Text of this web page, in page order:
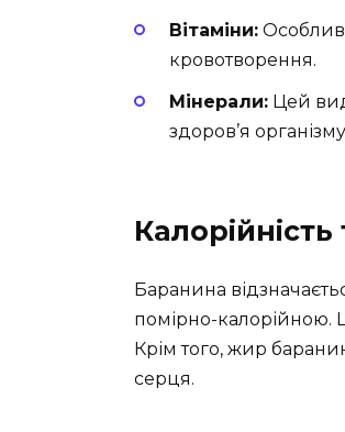
Вітаміни:
кровотворення.
Мінерали: Цей вид
здоров’я
Баранина
помірно-калорійною.
Крім того, жир
серця.